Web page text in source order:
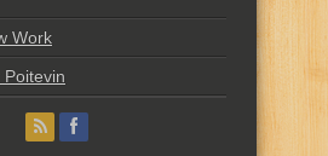
Work